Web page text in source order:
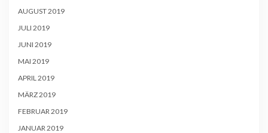
AUGUST 2019
JULI 2019
JUNI 2019
MAI 2019
APRIL 2019
MÄRZ 2019
FEBRUAR 2019
JANUAR 2019